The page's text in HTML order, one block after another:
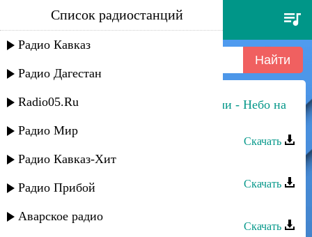
la bouche - sos
Список радиостанций
Радио Кавказ
Радио Дагестан
Radio05.Ru
Радио Мир
Радио Кавказ-Хит
Радио Прибой
Аварское радио
Сёма Семенов и Сосо Павлиашвили - Небо на
Скачать
Яшар группа - Соседка
Скачать
Скачать